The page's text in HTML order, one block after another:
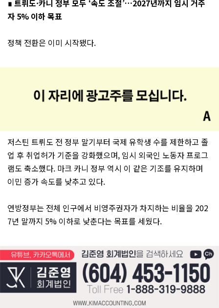
∎ 트뤼도·카니 정부 모두 ‘속도 조절’…2027년까지 임시 거주
자 5% 이하 목표
정책 전환은 이미 시작됐다.
저스틴 트뤼도 전 정부 말기부터 국제 유학생 수를 제한하고 졸
업 후 취업허가 기준을 강화했으며, 임시 외국인 노동자 프로그
램도 축소했다. 마크 카니 정부 역시 이 같은 기조를 유지하며
이민 증가 속도를 낮추고 있다.
연방정부는 전체 인구에서 비영주권자가 차지하는 비율을 202
7년 말까지 5% 이하로 낮춘다는 목표를 세웠다.